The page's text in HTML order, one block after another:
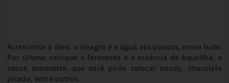
Acrescente o óleo, o vinagre e a água aos poucos, mexa tudo.
Por último coloque o fermento e a essência de baunilha, é
nesse momento que você pode colocar nozes, chocolate
picado, entre outros.